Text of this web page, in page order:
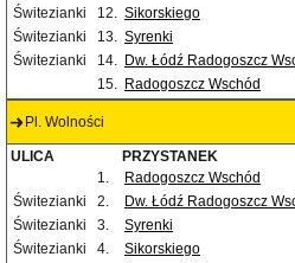
Świtezianki
12. Sikorskiego
Świtezianki
13. Syrenki
Świtezianki
14. Dw. Łódź Radogoszcz
15. Radogoszcz Wschód
Pl. Wolności
ULICA PRZYSTANEK
1.
Radogoszcz Wschód
Świtezianki
2. Dw. Łódź Radogoszcz
Świtezianki
3. Syrenki
Świtezianki
4. Sikorskiego